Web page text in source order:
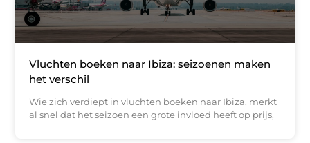
Vluchten boeken naar Ibiza: seizoenen maken
het verschil
Wie zich verdiept in vluchten boeken naar Ibiza, merkt
al snel dat het seizoen een grote invloed heeft op prijs,